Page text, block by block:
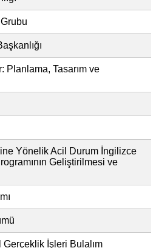
Planlama, Tasarım ve
Yönelik Acil Durum İngilizce
Geliştirilmesi ve
Gerçeklik İşleri Bulalım